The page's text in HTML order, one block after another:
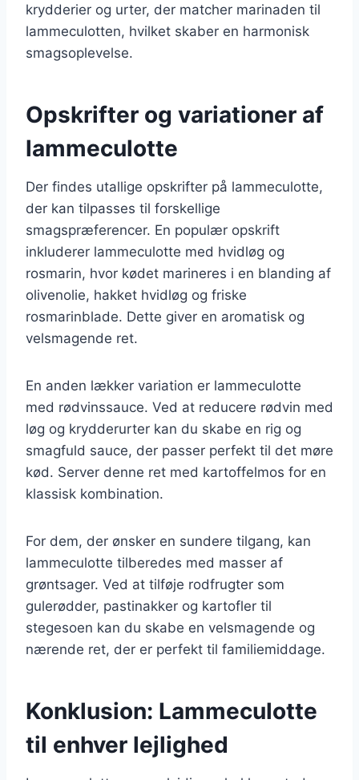
krydderier og urter, der matcher marinaden til
lammeculotten, hvilket skaber en harmonisk
smagsoplevelse.
Opskrifter og variationer af
lammeculotte
Der findes utallige opskrifter på lammeculotte,
der kan tilpasses til forskellige
smagspræferencer. En populær opskrift
inkluderer lammeculotte med hvidløg og
rosmarin, hvor kødet marineres i en blanding af
olivenolie, hakket hvidløg og friske
rosmarinblade. Dette giver en aromatisk og
velsmagende ret.
En anden lækker variation er lammeculotte
med rødvinssauce. Ved at reducere rødvin med
løg og krydderurter kan du skabe en rig og
smagfuld sauce, der passer perfekt til det møre
kød. Server denne ret med kartoffelmos for en
klassisk kombination.
For dem, der ønsker en sundere tilgang, kan
lammeculotte tilberedes med masser af
grøntsager. Ved at tilføje rodfrugter som
gulerødder, pastinakker og kartofler til
stegesoen kan du skabe en velsmagende og
nærende ret, der er perfekt til familiemiddage.
Konklusion: Lammeculotte
til enhver lejlighed